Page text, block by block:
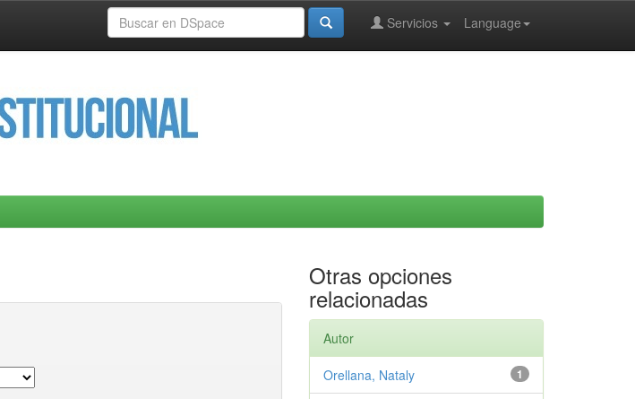
Language
Servicios
Otras opciones
relacionadas
Autor
1
Orellana, Nataly